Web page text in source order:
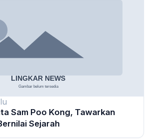
Sam Poo Kong, Tawarkan
Sejarah